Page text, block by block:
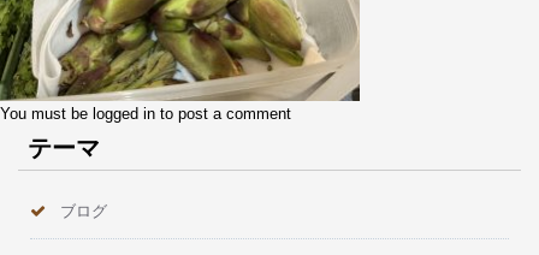
You must be logged in to post a comment
テーマ
ブログ